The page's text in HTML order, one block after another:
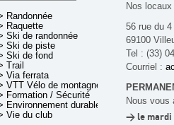
Randonnée
Raquette
Ski de randonnée
Ski de piste
Ski de fond
Trail
Via ferrata
VTT Vélo de montagne
Formation / Sécurité
Environnement durable
Vie du club
Nos
56 rue du
69100
Tel : (33)
Courriel :
Nous vous
> le mardi